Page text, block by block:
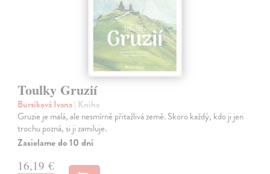
Toulky Gruzií
Bursíková Ivana| Kniha
Gruzie je malá, ale nesmírně přitažlivá země. Skoro každý, kdo ji jen
trochu pozná, si ji zamiluje.
Zasielame do 10 dní
16,19 €